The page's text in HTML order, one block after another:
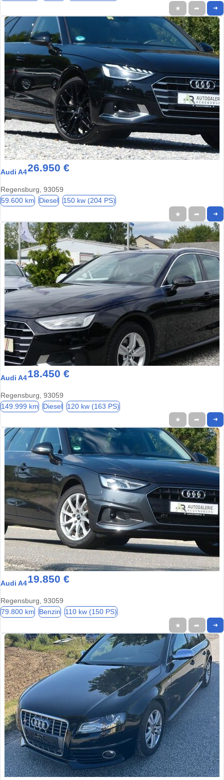
★ ➦ ➜
Audi A426.950 €
Regensburg, 93059
59.600 km Diesel 150 kw (204 PS)
★ ➦ ➜
Audi A418.450 €
Regensburg, 93059
149.999 km Diesel 120 kw (163 PS)
★ ➦ ➜
Audi A419.850 €
Regensburg, 93059
79.800 km Benzin 110 kw (150 PS)
★ ➦ ➜